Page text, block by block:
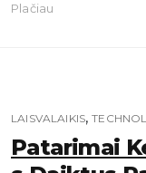
Plačiau
LAISVALAIKIS,
Patarimai